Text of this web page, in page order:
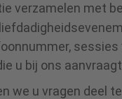
verzamelen met
u bij ons
we u vragen deel